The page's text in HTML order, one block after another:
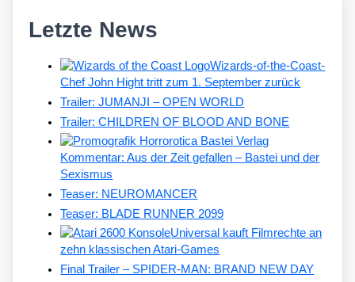
Letzte News
Wizards-of-the-Coast-
Chef John Hight tritt zum 1. September zurück
Trailer: JUMANJI – OPEN WORLD
Trailer: CHILDREN OF BLOOD AND BONE
Kommentar: Aus der Zeit gefallen – Bastei und der
Sexismus
Teaser: NEUROMANCER
Teaser: BLADE RUNNER 2099
Universal kauft Filmrechte an
zehn klassischen Atari-Games
Final Trailer – SPIDER-MAN: BRAND NEW DAY